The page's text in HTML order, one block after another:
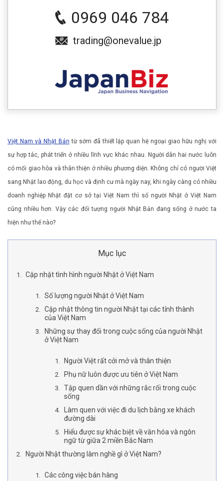
0969 046 784
trading@onevalue.jp
Việt Nam và Nhật Bản từ sớm đã thiết lập quan hệ ngoại giao hữu nghị với
sự hợp tác, phát triển ở nhiều lĩnh vực khác nhau. Người dân hai nước luôn
có mối giao hòa và thân thiện ở nhiều phương diện. Không chỉ có người Việt
sang Nhật lao động, du học và định cư mà ngày nay, khi ngày càng có nhiều
doanh nghiệp Nhật đặt cơ sở tại Việt Nam thì số người Nhật ở Việt Nam
cũng nhiều hơn. Vậy các đối tượng người Nhật Bản đang sống ở nước ta
hiện như thế nào?
Mục lục
Cập nhật tình hình người Nhật ở Việt Nam
Số lượng người Nhật ở Việt Nam
Cập nhật thông tin người Nhật tại các tỉnh thành
của Việt Nam
Những sự thay đổi trong cuộc sống của người Nhật
ở Việt Nam
Người Việt rất cởi mở và thân thiện
Phụ nữ luôn được ưu tiên ở Việt Nam
Tập quen dần với những rắc rối trong cuộc
sống
Làm quen với việc đi du lịch bằng xe khách
đường dài
Hiểu được sự khác biệt về văn hóa và ngôn
ngữ từ giữa 2 miền Bắc Nam
Người Nhật thường làm nghề gì ở Việt Nam?
Các công việc bán hàng